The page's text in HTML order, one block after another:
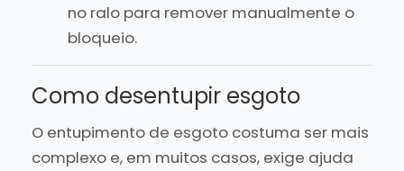
no ralo para remover manualmente o
bloqueio.
Como desentupir esgoto
O entupimento de esgoto costuma ser mais
complexo e, em muitos casos, exige ajuda